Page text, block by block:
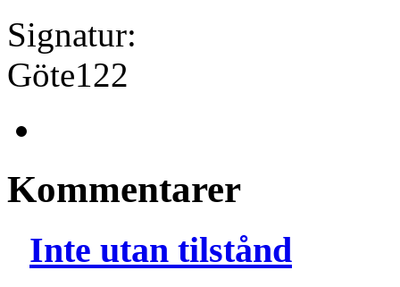
Signatur:
Göte122
Kommentarer
Inte utan tilstånd